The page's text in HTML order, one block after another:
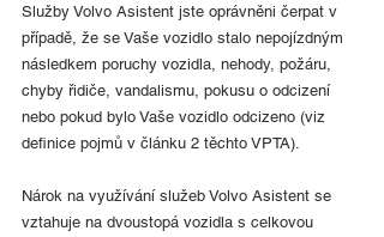
Služby Volvo Asistent jste oprávněni čerpat v
případě, že se Vaše vozidlo stalo nepojízdným
následkem poruchy vozidla, nehody, požáru,
chyby řidiče, vandalismu, pokusu o odcizení
nebo pokud bylo Vaše vozidlo odcizeno (viz
definice pojmů v článku 2 těchto VPTA).
Nárok na využívání služeb Volvo Asistent se
vztahuje na dvoustopá vozidla s celkovou